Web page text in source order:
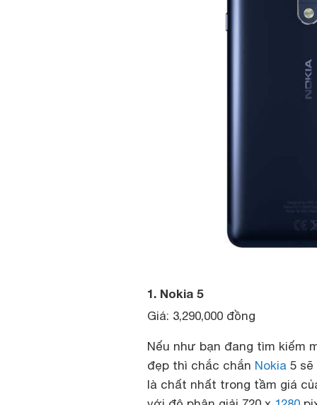
1. Nokia 5
Giá: 3,290,000 đồng
Nếu như bạn đang tìm kiếm
đẹp thì chắc chắn Nokia 5
là chất nhất trong tầm giá